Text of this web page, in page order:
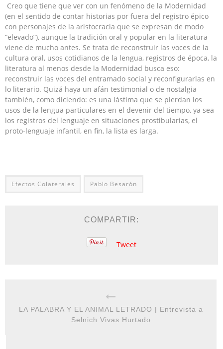
Creo que tiene que ver con un fenómeno de la Modernidad
(en el sentido de contar historias por fuera del registro épico
con personajes de la aristocracia que se expresan de modo
“elevado”), aunque la tradición oral y popular en la literatura
viene de mucho antes. Se trata de reconstruir las voces de la
cultura oral, usos cotidianos de la lengua, registros de época, la
literatura al menos desde la Modernidad busca eso:
reconstruir las voces del entramado social y reconfigurarlas en
lo literario. Quizá haya un afán testimonial o de nostalgia
también, como diciendo: es una lástima que se pierdan los
usos de la lengua particulares en el devenir del tiempo, ya sea
los registros del lenguaje en situaciones prostibularias, el
proto-lenguaje infantil, en fin, la lista es larga.
Efectos Colaterales Pablo Besarón
COMPARTIR:
Tweet
LA PALABRA Y EL ANIMAL LETRADO | Entrevista a
Selnich Vivas Hurtado